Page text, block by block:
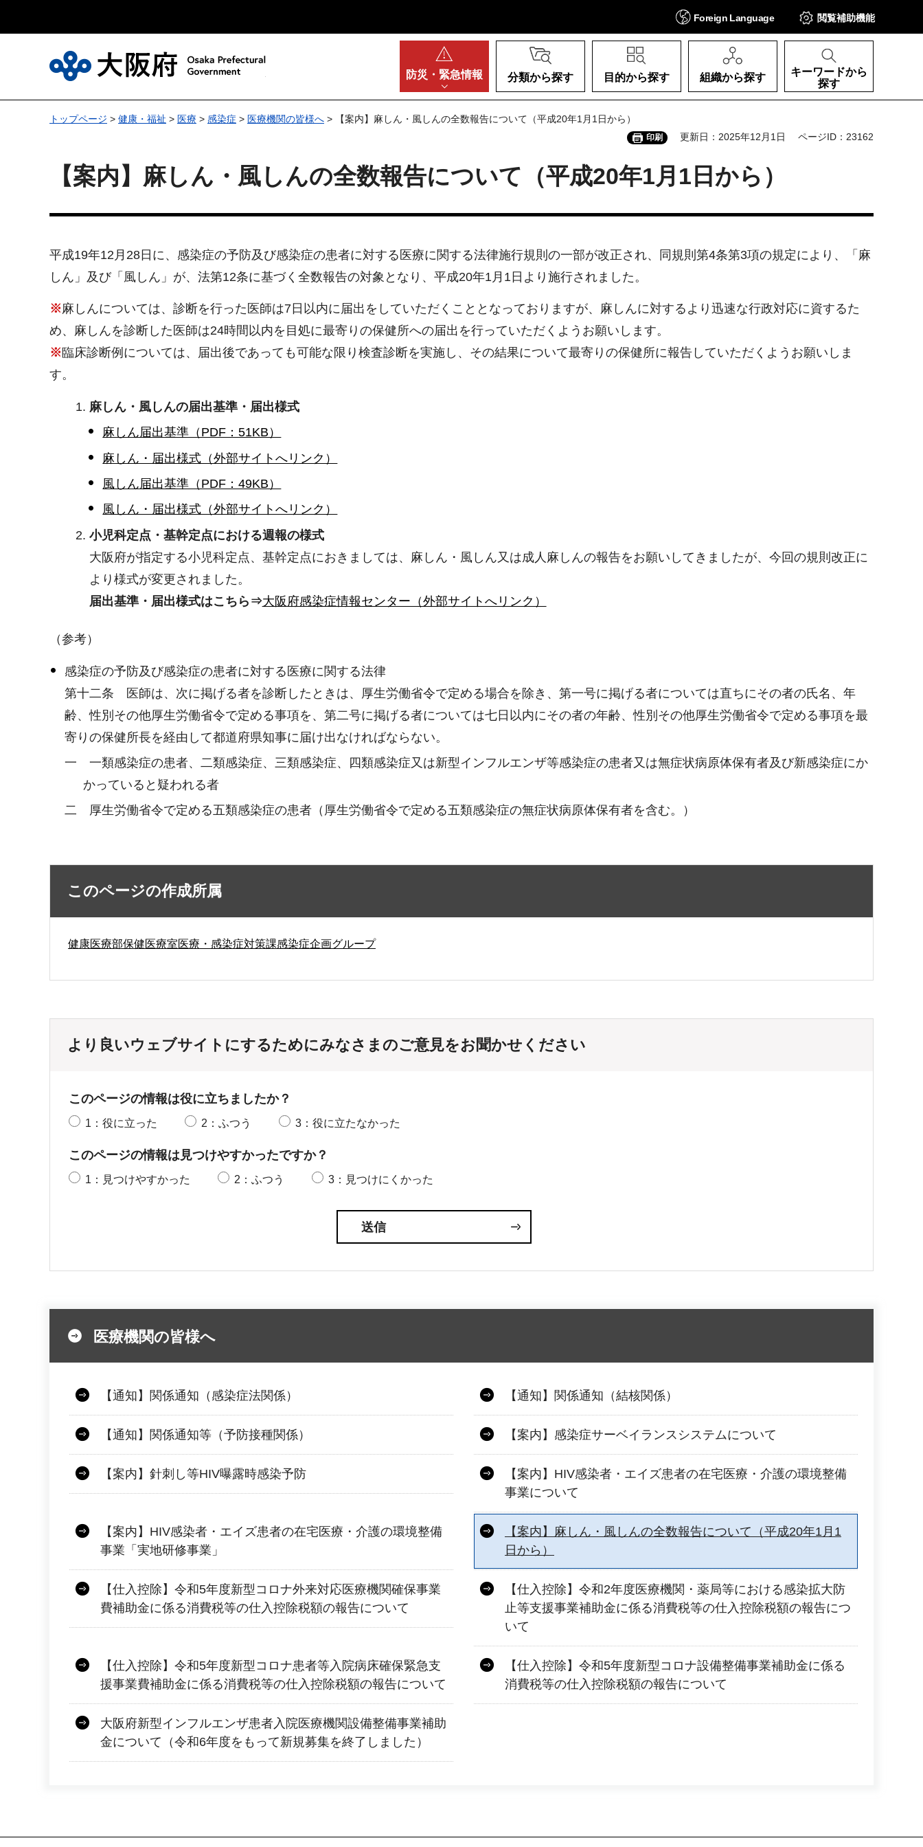
Foreign Language 閲覧補助機能
防災・ 緊急情報 分類から探す 目的から探す 組織から探す
キーワードから
探す
トップページ > 健康・福祉 > 医療 > 感染症 > 医療機関の皆様へ > 【案内】麻しん・風しんの全数報告について（平成20年1月1日から）
印刷 更新日：2025年12月1日 ページID：23162
【案内】麻しん・風しんの全数報告について（平成20年1月1日から）
平成19年12月28日に、感染症の予防及び感染症の患者に対する医療に関する法律施行規則の一部が改正され、同規則第4条第3項の規定により、「麻
しん」及び「風しん」が、法第12条に基づく全数報告の対象となり、平成20年1月1日より施行されました。
※麻しんについては、診断を行った医師は7日以内に届出をしていただくこととなっておりますが、麻しんに対するより迅速な行政対応に資するた
め、麻しんを診断した医師は24時間以内を目処に最寄りの保健所への届出を行っていただくようお願いします。
※臨床診断例については、届出後であっても可能な限り検査診断を実施し、その結果について最寄りの保健所に報告していただくようお願いしま
す。
麻しん・風しんの届出基準・届出様式
麻しん届出基準（PDF：51KB）
麻しん・届出様式（外部サイトへリンク）
風しん届出基準（PDF：49KB）
風しん・届出様式（外部サイトへリンク）
小児科定点・基幹定点における週報の様式
大阪府が指定する小児科定点、基幹定点におきましては、麻しん・風しん又は成人麻しんの報告をお願いしてきましたが、今回の規則改正に
より様式が変更されました。
届出基準・届出様式はこちら⇒大阪府感染症情報センター（外部サイトへリンク）
（参考）
感染症の予防及び感染症の患者に対する医療に関する法律
第十二条 医師は、次に掲げる者を診断したときは、厚生労働省令で定める場合を除き、第一号に掲げる者については直ちにその者の氏名、年
齢、性別その他厚生労働省令で定める事項を、第二号に掲げる者については七日以内にその者の年齢、性別その他厚生労働省令で定める事項を最
寄りの保健所長を経由して都道府県知事に届け出なければならない。
一 一類感染症の患者、二類感染症、三類感染症、四類感染症又は新型インフルエンザ等感染症の患者又は無症状病原体保有者及び新感染症にか
かっていると疑われる者
二 厚生労働省令で定める五類感染症の患者（厚生労働省令で定める五類感染症の無症状病原体保有者を含む。）
このページの作成所属
健康医療部保健医療室医療・感染症対策課感染症企画グループ
より良いウェブサイトにするためにみなさまのご意見をお聞かせください
このページの情報は役に立ちましたか？
1：役に立った 2：ふつう 3：役に立たなかった
このページの情報は見つけやすかったですか？
1：見つけやすかった 2：ふつう 3：見つけにくかった
医療機関の皆様へ
【通知】関係通知（感染症法関係） 【通知】関係通知（結核関係）
【通知】関係通知等（予防接種関係） 【案内】感染症サーベイランスシステムについて
【案内】針刺し等HIV曝露時感染予防
【案内】HIV感染者・エイズ患者の在宅医療・介護の環境整備
事業について
【案内】HIV感染者・エイズ患者の在宅医療・介護の環境整備
事業「実地研修事業」
【案内】麻しん・風しんの全数報告について（平成20年1月1
日から）
【仕入控除】令和5年度新型コロナ外来対応医療機関確保事業
費補助金に係る消費税等の仕入控除税額の報告について
【仕入控除】令和2年度医療機関・薬局等における感染拡大防
止等支援事業補助金に係る消費税等の仕入控除税額の報告につ
いて
【仕入控除】令和5年度新型コロナ患者等入院病床確保緊急支
援事業費補助金に係る消費税等の仕入控除税額の報告について
【仕入控除】令和5年度新型コロナ設備整備事業補助金に係る
消費税等の仕入控除税額の報告について
大阪府新型インフルエンザ患者入院医療機関設備整備事業補助
金について（令和6年度をもって新規募集を終了しました）